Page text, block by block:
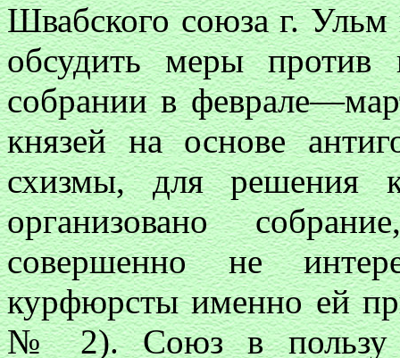
Швабского союза г. Ульм
обсудить меры против
собрании в
князей на основе
схизмы, для решения
организовано
совершенно не
курфюрсты именно ей
№2). Союз в